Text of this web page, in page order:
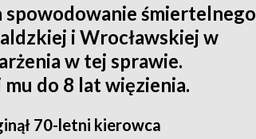
śmiertelnego
i Wrocławskiej w
w tej sprawie.
do 8 lat więzienia.
70-letni kierowca